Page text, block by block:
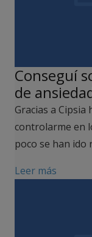
Conseguí
de
Gracias a
controlarme en
poco se han ido
Leer más